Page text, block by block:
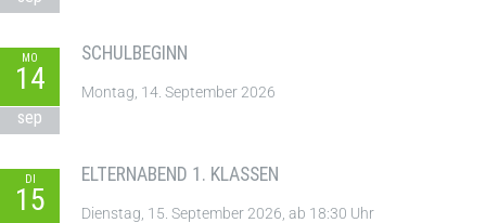
MO
14
sep
SCHULBEGINN
Montag, 14. September 2026
DI
15
ELTERNABEND 1. KLASSEN
Dienstag, 15. September 2026, ab 18:30 Uhr